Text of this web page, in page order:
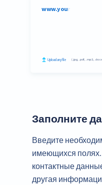
Заполните
Введите
имеющихся
контактные
другая